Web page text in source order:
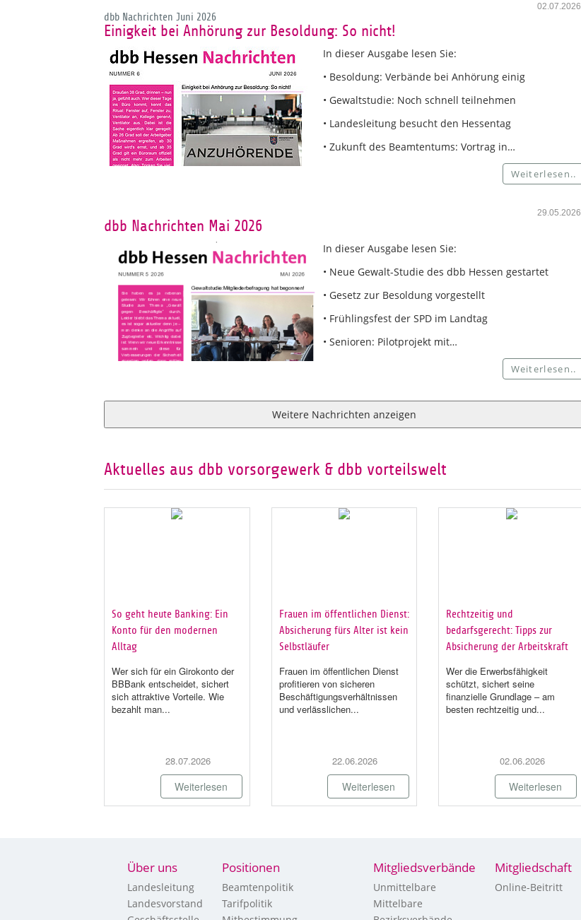
02.07.2026
dbb Nachrichten Juni 2026
Einigkeit bei Anhörung zur Besoldung: So nicht!
In dieser Ausgabe lesen Sie:
• Besoldung: Verbände bei Anhörung einig
• Gewaltstudie: Noch schnell teilnehmen
• Landesleitung besucht den Hessentag
• Zukunft des Beamtentums: Vortrag in…
Weiterlesen..
29.05.2026
dbb Nachrichten Mai 2026
In dieser Ausgabe lesen Sie:
• Neue Gewalt-Studie des dbb Hessen gestartet
• Gesetz zur Besoldung vorgestellt
• Frühlingsfest der SPD im Landtag
• Senioren: Pilotprojekt mit…
Weiterlesen..
Weitere Nachrichten anzeigen
Aktuelles aus dbb vorsorgewerk & dbb vorteilswelt
So geht heute Banking: Ein
Konto für den modernen
Alltag
Wer sich für ein Girokonto der
BBBank entscheidet, sichert
sich attraktive Vorteile. Wie
bezahlt man...
28.07.2026
Weiterlesen
Frauen im öffentlichen Dienst:
Absicherung fürs Alter ist kein
Selbstläufer
Frauen im öffentlichen Dienst
profitieren von sicheren
Beschäftigungsverhältnissen
und verlässlichen...
22.06.2026
Weiterlesen
Rechtzeitig und
bedarfsgerecht: Tipps zur
Absicherung der Arbeitskraft
Wer die Erwerbsfähigkeit
schützt, sichert seine
finanzielle Grundlage – am
besten rechtzeitig und...
02.06.2026
Weiterlesen
Über uns
Landesleitung
Landesvorstand
Positionen
Beamtenpolitik
Tarifpolitik
Mitgliedsverbände
Unmittelbare
Mittelbare
Mitgliedschaft
Online-Beitritt